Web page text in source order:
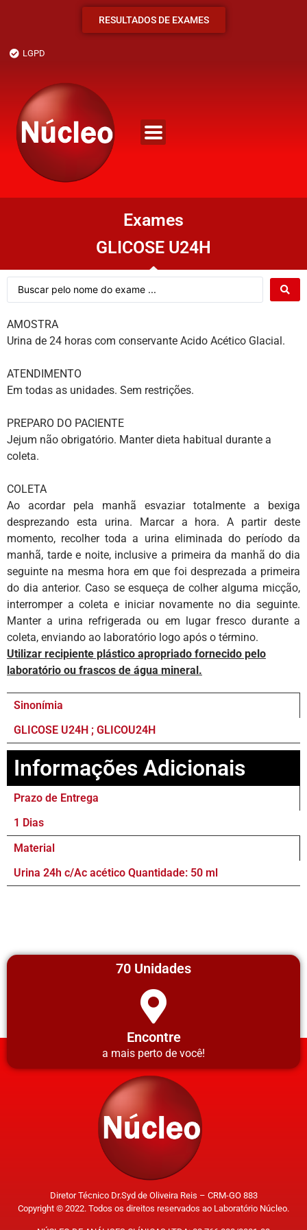
RESULTADOS DE EXAMES
LGPD
Exames
GLICOSE U24H
AMOSTRA
Urina de 24 horas com conservante Acido Acético Glacial.
ATENDIMENTO
Em todas as unidades. Sem restrições.
PREPARO DO PACIENTE
Jejum não obrigatório. Manter dieta habitual durante a
coleta.
COLETA
Ao acordar pela manhã esvaziar totalmente a bexiga
desprezando esta urina. Marcar a hora. A partir deste
momento, recolher toda a urina eliminada do período da
manhã, tarde e noite, inclusive a primeira da manhã do dia
seguinte na mesma hora em que foi desprezada a primeira
do dia anterior. Caso se esqueça de colher alguma micção,
interromper a coleta e iniciar novamente no dia seguinte.
Manter a urina refrigerada ou em lugar fresco durante a
coleta, enviando ao laboratório logo após o término.
Utilizar recipiente plástico apropriado fornecido pelo
laboratório ou frascos de água mineral.
Sinonímia
GLICOSE U24H ; GLICOU24H
Informações Adicionais
Prazo de Entrega
1 Dias
Material
Urina 24h c/Ac acético Quantidade: 50 ml
70 Unidades
Encontre
a mais perto de você!
Diretor Técnico Dr.Syd de Oliveira Reis – CRM-GO 883
Copyright © 2022. Todos os direitos reservados ao Laboratório Núcleo.